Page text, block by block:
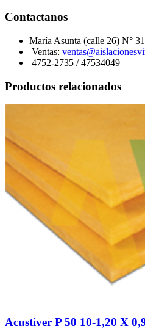
Contactanos
María Asunta (calle 26) N°
Ventas:
4752-2735 / 47534049
Productos relacionados
Acustiver P 50 10-1,20 X